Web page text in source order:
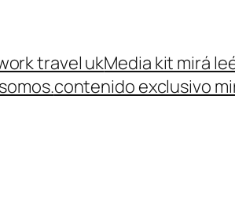
travel ukMedia kit mirá
contenido exclusivo